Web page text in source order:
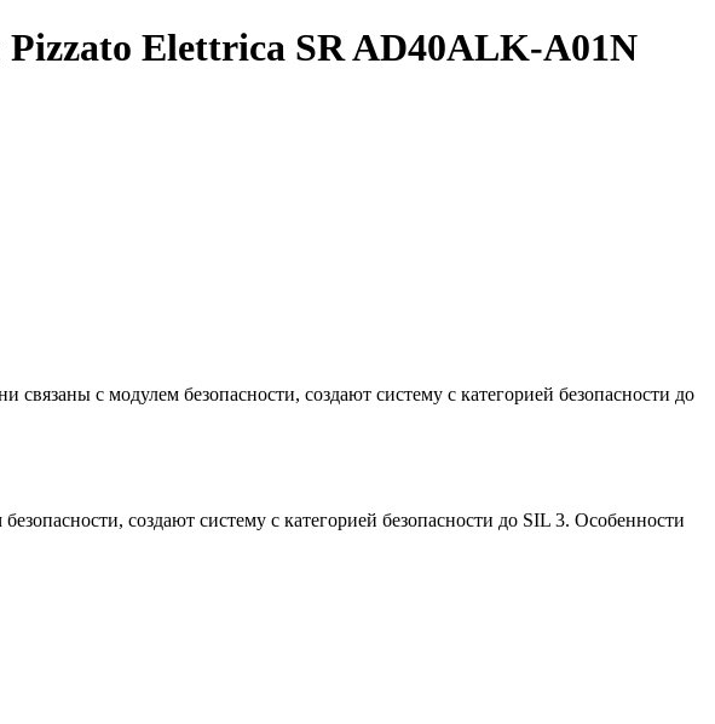
Elettrica SR AD40ALK-A01N
с модулем безопасности, создают систему с категорией безопасности до
создают систему с категорией безопасности до SIL 3. Особенности